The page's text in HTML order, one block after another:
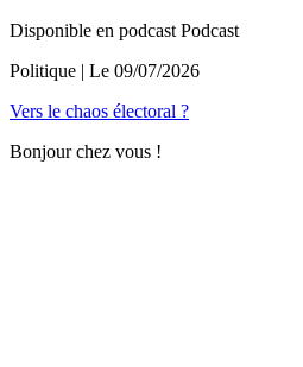
Disponible en podcast Podcast
Politique | Le 09/07/2026
Vers le chaos électoral ?
Bonjour chez vous !